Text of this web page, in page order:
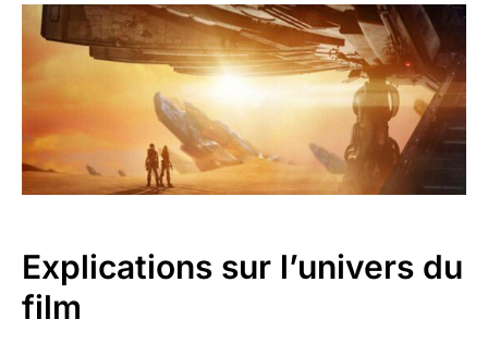
Explications sur l’univers du
film